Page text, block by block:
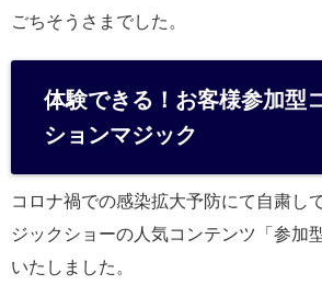
ごちそうさまでした。
体験できる！お客様参加型
ションマジック
コロナ禍での感染拡大予防にて自粛し
ジックショーの人気コンテンツ「参加
いたしました。